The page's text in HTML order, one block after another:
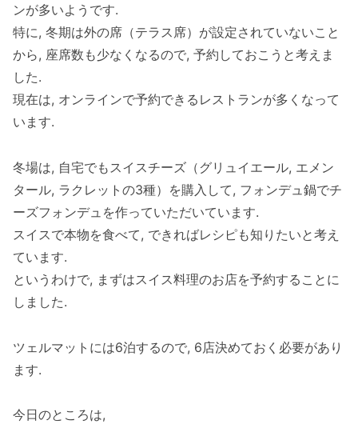
ンが多いようです.
特に, 冬期は外の席（テラス席）が設定されていないこと
から, 座席数も少なくなるので, 予約しておこうと考えま
した.
現在は, オンラインで予約できるレストランが多くなって
います.
冬場は, 自宅でもスイスチーズ（グリュイエール, エメン
タール, ラクレットの3種）を購入して, フォンデュ鍋でチ
ーズフォンデュを作っていただいています.
スイスで本物を食べて, できればレシピも知りたいと考え
ています.
というわけで, まずはスイス料理のお店を予約することに
しました.
ツェルマットには6泊するので, 6店決めておく必要があり
ます.
今日のところは,